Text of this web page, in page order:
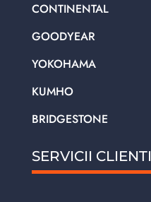
CONTINENTAL
GOODYEAR
YOKOHAMA
KUMHO
BRIDGESTONE
SERVICII CLIENTI